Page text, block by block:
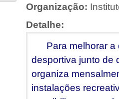
Organização:
Detalhe:
Para melhorar a
desportiva junto de
organiza
instalações